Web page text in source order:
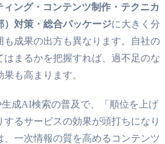
ィング・コンテンツ制作・テクニカ
）対策・総合パッケージに大きく分
も成果の出方も異なります。自社の
まるかを把握すれば、過不足のな
も高まります。
生成AI検索の普及で、「順位を上げ
るサービスの効果が頭打ちになり
一次情報の質を高めるコンテンツ